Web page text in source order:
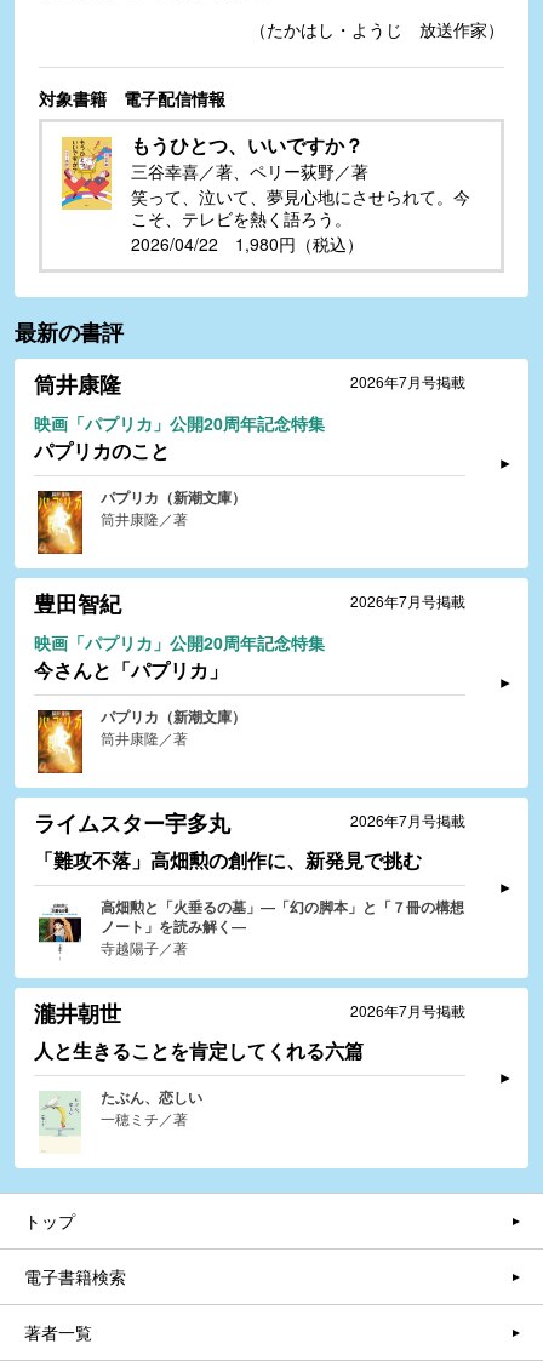
（たかはし・ようじ 放送作家）
対象書籍 電子配信情報
もうひとつ、いいですか？
三谷幸喜／著、ペリー荻野／著
笑って、泣いて、夢見心地にさせられて。今
こそ、テレビを熱く語ろう。
2026/04/22 1,980円（税込）
最新の書評
2026年7月号掲載
筒井康隆
映画「パプリカ」公開20周年記念特集
パプリカのこと
パプリカ（新潮文庫）
筒井康隆／著
2026年7月号掲載
豊田智紀
映画「パプリカ」公開20周年記念特集
今さんと「パプリカ」
パプリカ（新潮文庫）
筒井康隆／著
2026年7月号掲載
ライムスター宇多丸
「難攻不落」高畑勲の創作に、新発見で挑む
高畑勲と「火垂るの墓」―「幻の脚本」と「７冊の構想
ノート」を読み解く―
寺越陽子／著
2026年7月号掲載
瀧井朝世
人と生きることを肯定してくれる六篇
たぶん、恋しい
一穂ミチ／著
トップ
電子書籍検索
著者一覧